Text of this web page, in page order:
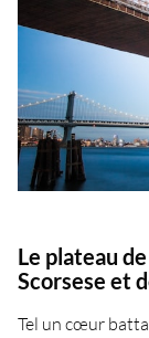
Le plateau
Scorsese et
Tel un cœur